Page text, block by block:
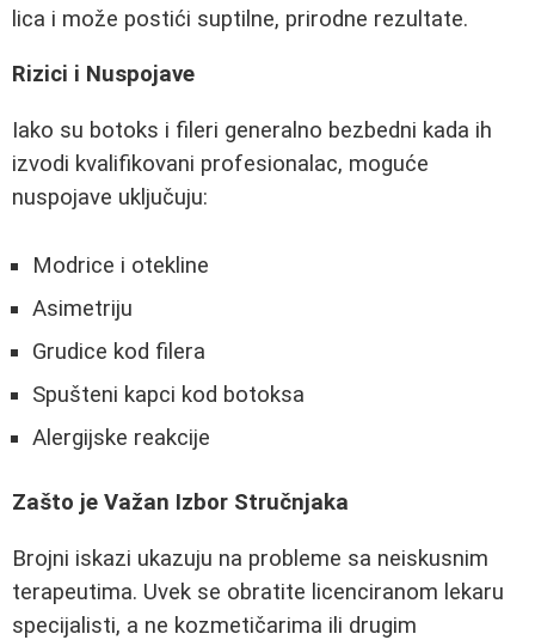
lica i može postići suptilne, prirodne rezultate.
Rizici i Nuspojave
Iako su botoks i fileri generalno bezbedni kada ih
izvodi kvalifikovani profesionalac, moguće
nuspojave uključuju:
Modrice i otekline
Asimetriju
Grudice kod filera
Spušteni kapci kod botoksa
Alergijske reakcije
Zašto je Važan Izbor Stručnjaka
Brojni iskazi ukazuju na probleme sa neiskusnim
terapeutima. Uvek se obratite licenciranom lekaru
specijalisti, a ne kozmetičarima ili drugim